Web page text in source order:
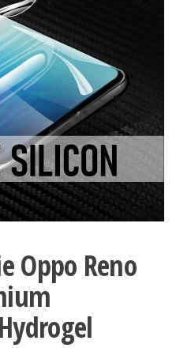
Oppo Reno